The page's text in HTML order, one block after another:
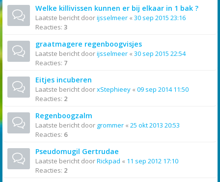
Welke killivissen kunnen er bij elkaar in 1 bak ?
Laatste bericht doorijsselmeer « 30 sep 2015 23:16
Reacties: 3
graatmagere regenboogvisjes
Laatste bericht doorijsselmeer « 30 sep 2015 22:54
Reacties: 7
Eitjes incuberen
Laatste bericht doorxStephieey « 09 sep 2014 11:50
Reacties: 2
Regenboogzalm
Laatste bericht door grommer « 25 okt 2013 20:53
Reacties: 6
Pseudomugil Gertrudae
Laatste bericht doorRickpad « 11 sep 2012 17:10
Reacties: 2